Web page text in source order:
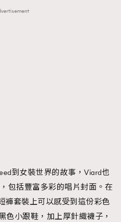
到女裝世界的故事，Viard也
包括豐富多彩的唱片封面。在
褲套裝上可以感受到這份彩色
色小跟鞋，加上厚針織襪子，